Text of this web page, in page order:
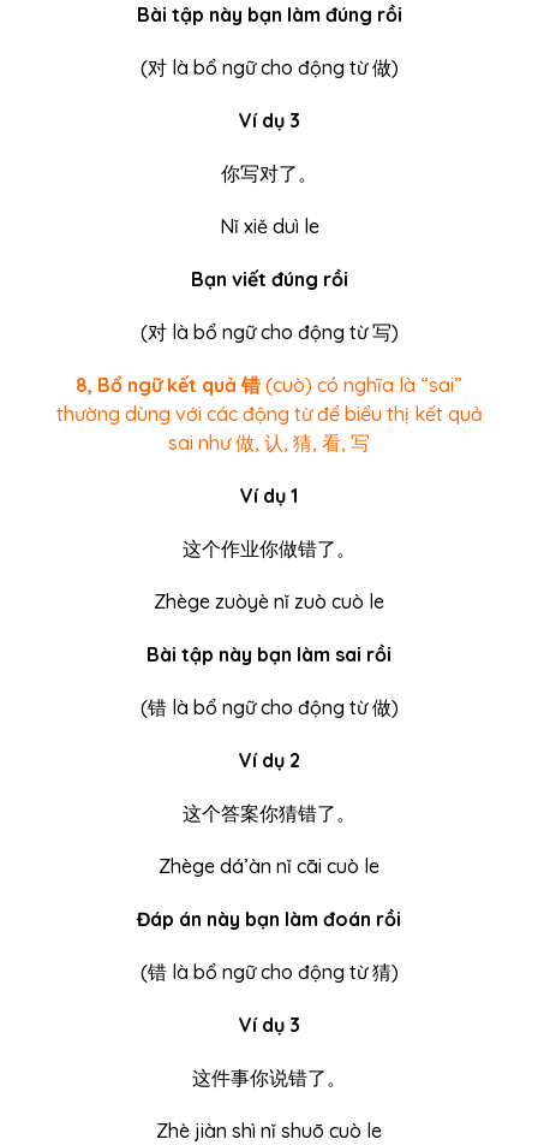
Bài tập này bạn làm đúng rồi
(对là bổ ngữ cho động từ 做)
Ví dụ 3
你写对了。
Nǐ xiě duì le
Bạn viết đúng rồi
(对là bổ ngữ cho động từ 写)
8, Bổ ngữ kết quả 错(cuò) có nghĩa là “sai”
thường dùng với các động từ để biểu thị kết quả
sai như 做, 认, 猜, 看, 写
Ví dụ 1
这个作业你做错了。
Zhège zuòyè nǐ zuò cuò le
Bài tập này bạn làm sai rồi
(错là bổ ngữ cho động từ 做)
Ví dụ 2
这个答案你猜错了。
Zhège dá’àn nǐ cāi cuò le
Đáp án này bạn làm đoán rồi
(错là bổ ngữ cho động từ 猜)
Ví dụ 3
这件事你说错了。
Zhè jiàn shì nǐ shuō cuò le